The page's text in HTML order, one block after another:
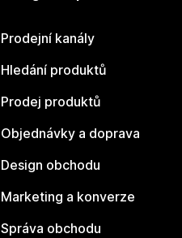
Prodejní kanály
Hledání produktů
Prodej produktů
Objednávky a doprava
Design obchodu
Marketing a konverze
Správa obchodu